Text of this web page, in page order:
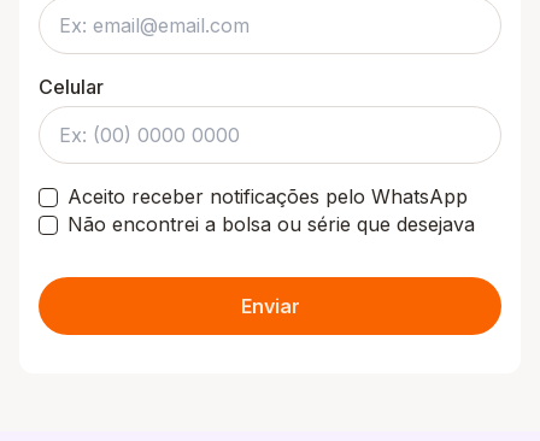
Celular
Aceito receber notificações pelo WhatsApp
Não encontrei a bolsa ou série que desejava
Enviar